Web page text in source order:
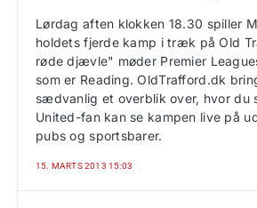
Lørdag aften klokken 18.30 spiller
holdets fjerde kamp i træk på Old
røde djævle" møder Premier
som er Reading. OldTrafford.dk
sædvanlig et overblik over, hvor du
United-fan kan se kampen live på
pubs og sportsbarer.
15. MARTS 2013 15:03